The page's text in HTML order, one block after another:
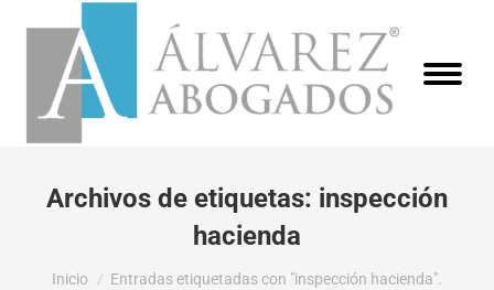
Archivos de etiquetas: inspección
hacienda
Estás aquí:
Inicio Entradas etiquetadas con "inspección hacienda".